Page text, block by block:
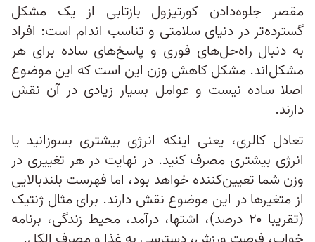
مقصر جلوه‌دادن کورتیزول بازتابی از یک مشکل
گسترده‌تر در دنیای سلامتی و تناسب اندام است: افراد
به‌ دنبال راه‌حل‌های فوری و پاسخ‌های ساده برای هر
مشکل‌اند. مشکل کاهش وزن این است که این موضوع
اصلا ساده نیست و عوامل بسیار زیادی در آن نقش
دارند.
تعادل کالری، یعنی اینکه انرژی بیشتری بسوزانید یا
انرژی بیشتری مصرف کنید. در نهایت در هر تغییری در
وزن شما تعیین‌کننده خواهد بود، اما فهرست بلندبالایی
از متغیرها در این موضوع نقش دارند. برای مثال ژنتیک
(تقریبا ۲۰ درصد)، اشتها، درآمد، محیط زندگی، برنامه